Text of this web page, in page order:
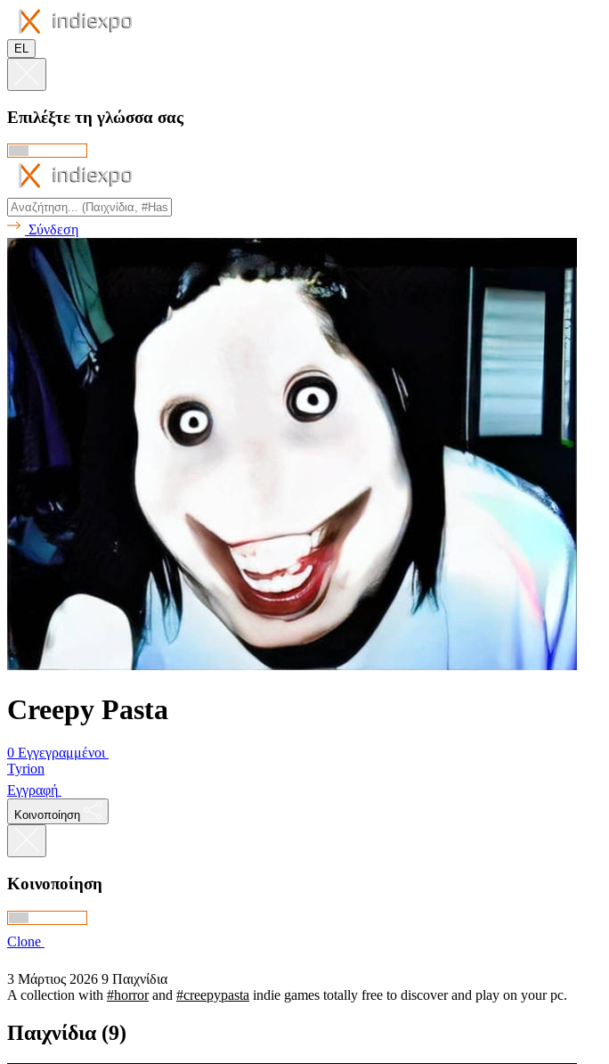
EL
Επιλέξτε τη γλώσσα σας
Σύνδεση
Creepy Pasta
0 Εγγεγραμμένοι
Tyrion
Εγγραφή
Κοινοποίηση
Κοινοποίηση
Clone
3 Μάρτιος 2026 9 Παιχνίδια
A collection with #horrorand #creepypasta indie games totally free to discover and play on your pc.
Παιχνίδια (9)